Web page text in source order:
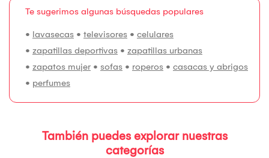
Te sugerimos algunas búsquedas populares
• lavasecas • televisores • celulares
• zapatillas deportivas • zapatillas urbanas
• zapatos mujer • sofas • roperos • casacas y abrigos
• perfumes
También puedes explorar nuestras
categorías